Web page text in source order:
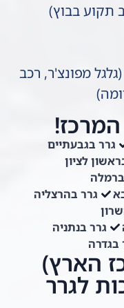
תקוע בבוץ)
מפונצ'ר, רכב
המרכז!
גרר בגבעתיים
לציון
גרר בהרצליה
גרר בנתניה
בגדרה
הארץ)
לגרר